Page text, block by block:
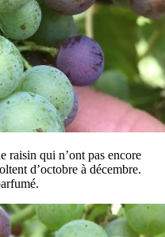
raisin qui n’ont pas encore
d’octobre à décembre.